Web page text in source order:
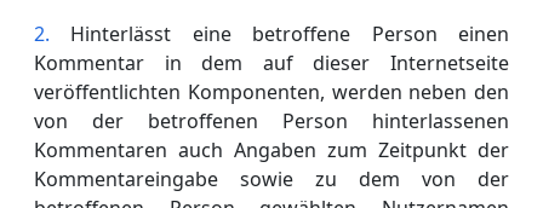
Hinterlässt eine betroffene Person einen
Kommentar in dem auf dieser Internetseite
veröffentlichten Komponenten, werden neben den
von der betroffenen Person hinterlassenen
Kommentaren auch Angaben zum Zeitpunkt der
Kommentareingabe sowie zu dem von der